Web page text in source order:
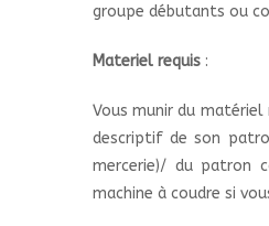
groupe débutants ou
Materiel requis :
Vous munir du matériel
descriptif de son
mercerie)/ du patron
machine à coudre si